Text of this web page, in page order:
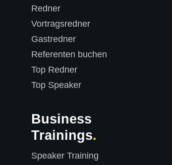
Redner
Vortragsredner
Gastredner
Referenten buchen
Top Redner
Top Speaker
Business
Trainings
Speaker Training